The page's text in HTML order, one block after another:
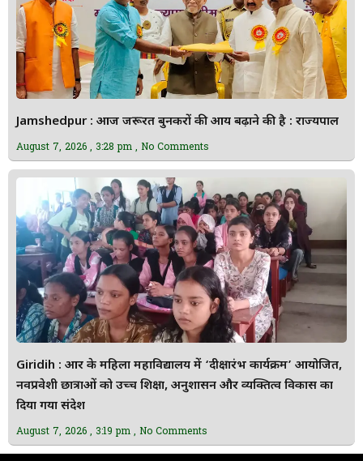
Jamshedpur : आज जरूरत बुनकरों की आय बढ़ाने की है : राज्यपाल
August 7, 2026 3:28 pm No Comments
Giridih : आर के महिला महाविद्यालय में ‘दीक्षारंभ कार्यक्रम’ आयोजित,
नवप्रवेशी छात्राओं को उच्च शिक्षा, अनुशासन और व्यक्तित्व विकास का
दिया गया संदेश
August 7, 2026 3:19 pm No Comments